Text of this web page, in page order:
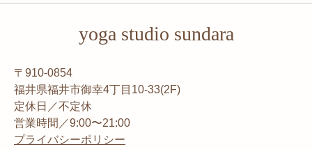
yoga studio sundara
〒910-0854
福井県福井市御幸4丁目10-33(2F)
定休日／不定休
営業時間／9:00〜21:00
プライバシーポリシー